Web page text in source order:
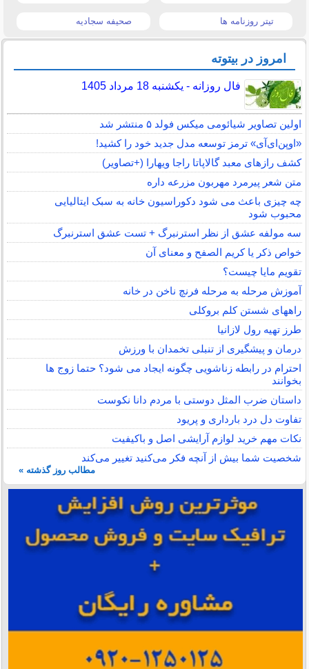
تیتر روزنامه ها صحیفه سجادیه
امروز در بیتوته
فال روزانه - یکشنبه 18 مرداد 1405
اولین تصاویر شیائومی میکس فولد ۵ منتشر شد
«اوپن‌ای‌آی» ترمز توسعه مدل جدید خود را کشید!
کشف رازهای معبد گالاپاتا راجا ویهارا (+تصاویر)
متن شعر پیرمرد مهربون مزرعه داره
چه چیزی باعث می شود دکوراسیون خانه به سبک ایتالیایی
محبوب شود
سه مولفه عشق از نظر استرنبرگ + تست عشق استرنبرگ
خواص ذکر یا کریم الصفح و معنای آن
تقویم مایا چیست؟
آموزش مرحله به مرحله فرنچ ناخن در خانه
راههای شستن کلم بروکلی
طرز تهیه رول لازانیا
درمان و پیشگیری از تنبلی تخمدان با ورزش
احترام در رابطه زناشویی چگونه ایجاد می شود؟ حتما زوج ها
بخوانند
داستان ضرب المثل دوستی با مردم دانا نكوست
تفاوت دل درد بارداری و پریود
نکات مهم خرید لوازم آرایشی اصل و باکیفیت
شخصیت شما بیش از آنچه فکر می‌کنید تغییر می‌کند
مطالب روز گذشته »